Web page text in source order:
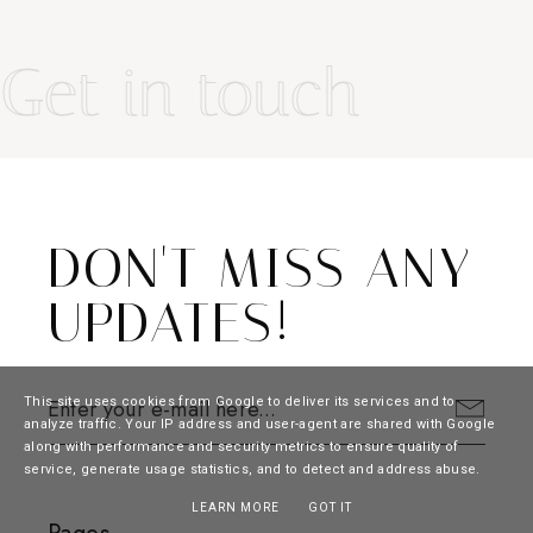
Get in touch
DON'T MISS ANY
UPDATES!
This site uses cookies from Google to deliver its services and to
analyze traffic. Your IP address and user-agent are shared with Google
along with performance and security metrics to ensure quality of
service, generate usage statistics, and to detect and address abuse.
LEARN MORE GOT IT